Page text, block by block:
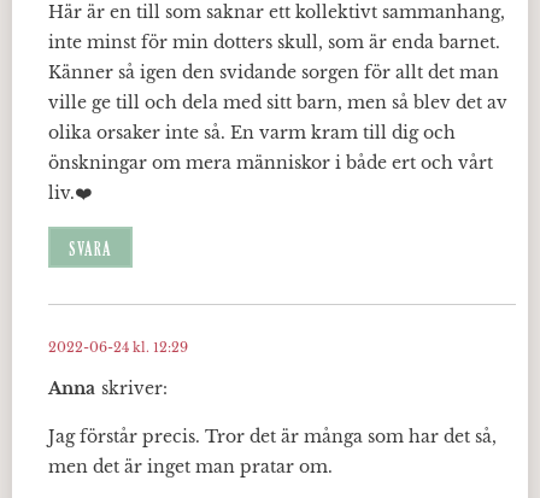
Här är en till som saknar ett kollektivt sammanhang,
inte minst för min dotters skull, som är enda barnet.
Känner så igen den svidande sorgen för allt det man
ville ge till och dela med sitt barn, men så blev det av
olika orsaker inte så. En varm kram till dig och
önskningar om mera människor i både ert och vårt
liv.❤️
SVARA
Anna skriver:
2022-06-24 kl. 12:29
Jag förstår precis. Tror det är många som har det så,
men det är inget man pratar om.